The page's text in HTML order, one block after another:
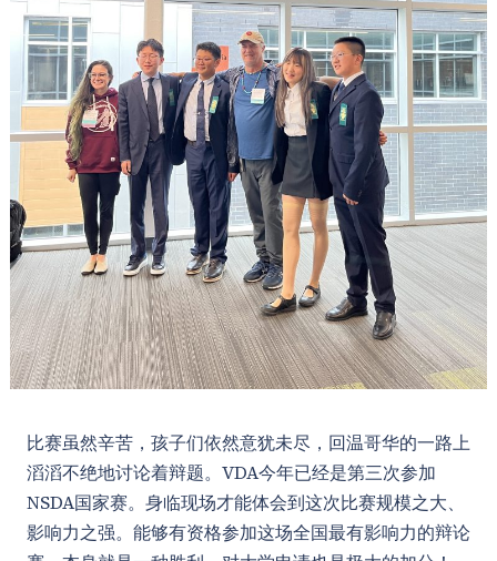
比赛虽然辛苦，孩子们依然意犹未尽，回温哥华的一路上
滔滔不绝地讨论着辩题。VDA今年已经是第三次参加
NSDA国家赛。身临现场才能体会到这次比赛规模之大、
影响力之强。能够有资格参加这场全国最有影响力的辩论